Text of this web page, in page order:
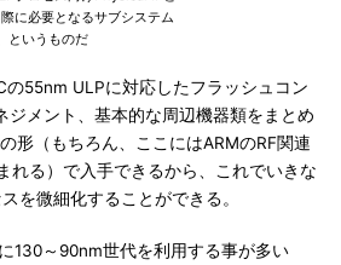
に必要となるサブシステム
というものだ
55nm ULPに対応したフラッシュコン
ジメント、基本的な周辺機器類をまとめ
形（もちろん、ここにはARMのRF関連
れる）で入手できるから、これでいきな
を微細化することができる。
130～90nm世代を利用する事が多い